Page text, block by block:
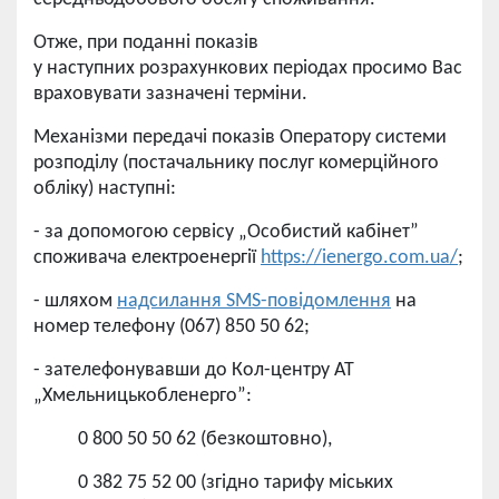
Отже, при поданні показів
у наступних розрахункових періодах просимо Вас
враховувати зазначені терміни.
Механізми передачі показів Оператору системи
розподілу (постачальнику послуг комерційного
обліку) наступні:
- за допомогою сервісу „Особистий кабінет”
споживача електроенергії https://ienergo.com.ua/;
- шляхом надсилання SMS-повідомлення на
номер телефону (067) 850 50 62;
- зателефонувавши до Кол-центру АТ
„Хмельницькобленерго”:
0 800 50 50 62 (безкоштовно),
0 382 75 52 00 (згідно тарифу міських